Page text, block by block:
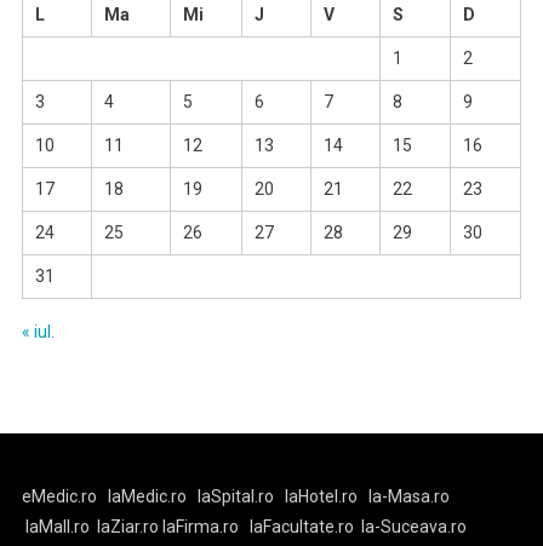
L
Ma Mi J V S D
1 2
3 4 5 6 7 8 9
10 11 12 13 14 15 16
17 18 19 20 21 22 23
24 25 26 27 28 29 30
31
« iul.
eMedic.ro laMedic.ro laSpital.ro laHotel.ro
la-Masa.ro
laMall.ro
laZiar.ro laFirma.ro laFacultate.ro
la-Suceava.ro